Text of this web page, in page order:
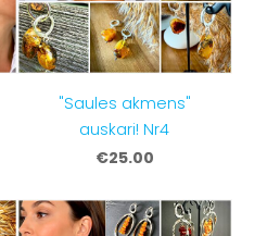
"Saules akmens"
auskari! Nr4
€25.00